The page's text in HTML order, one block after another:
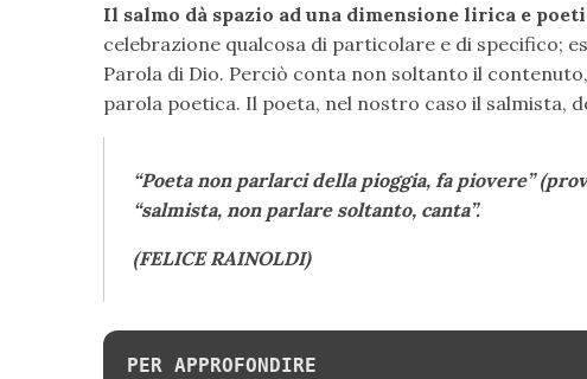
Il salmo dà spazio ad una dimensione lirica e
celebrazione qualcosa di particolare e di specifico;
Parola di Dio. Perciò conta non soltanto il
parola poetica. Il poeta, nel nostro caso il salmista,
“Poeta non parlarci della pioggia, fa piovere”
“salmista, non parlare soltanto, canta”.
(FELICE RAINOLDI)
PER APPROFONDIRE